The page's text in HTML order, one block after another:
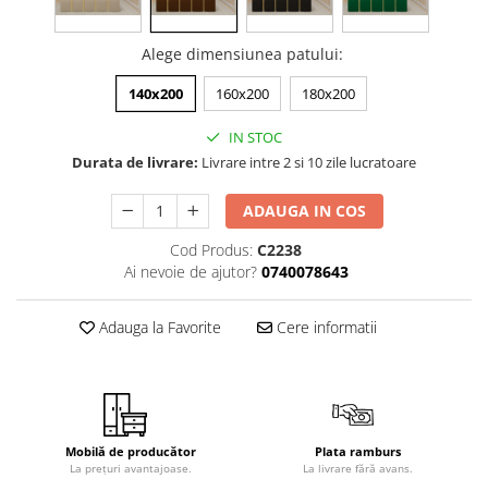
Alege dimensiunea patului:
140x200 160x200 180x200
IN STOC
Durata de livrare: Livrare intre 2 si 10 zile lucratoare
ADAUGA IN COS
Cod Produs: C2238
Ai nevoie de ajutor? 0740078643
Adauga la Favorite Cere informatii
Mobilă de producător
La prețuri avantajoase.
Plata ramburs
La livrare fără avans.